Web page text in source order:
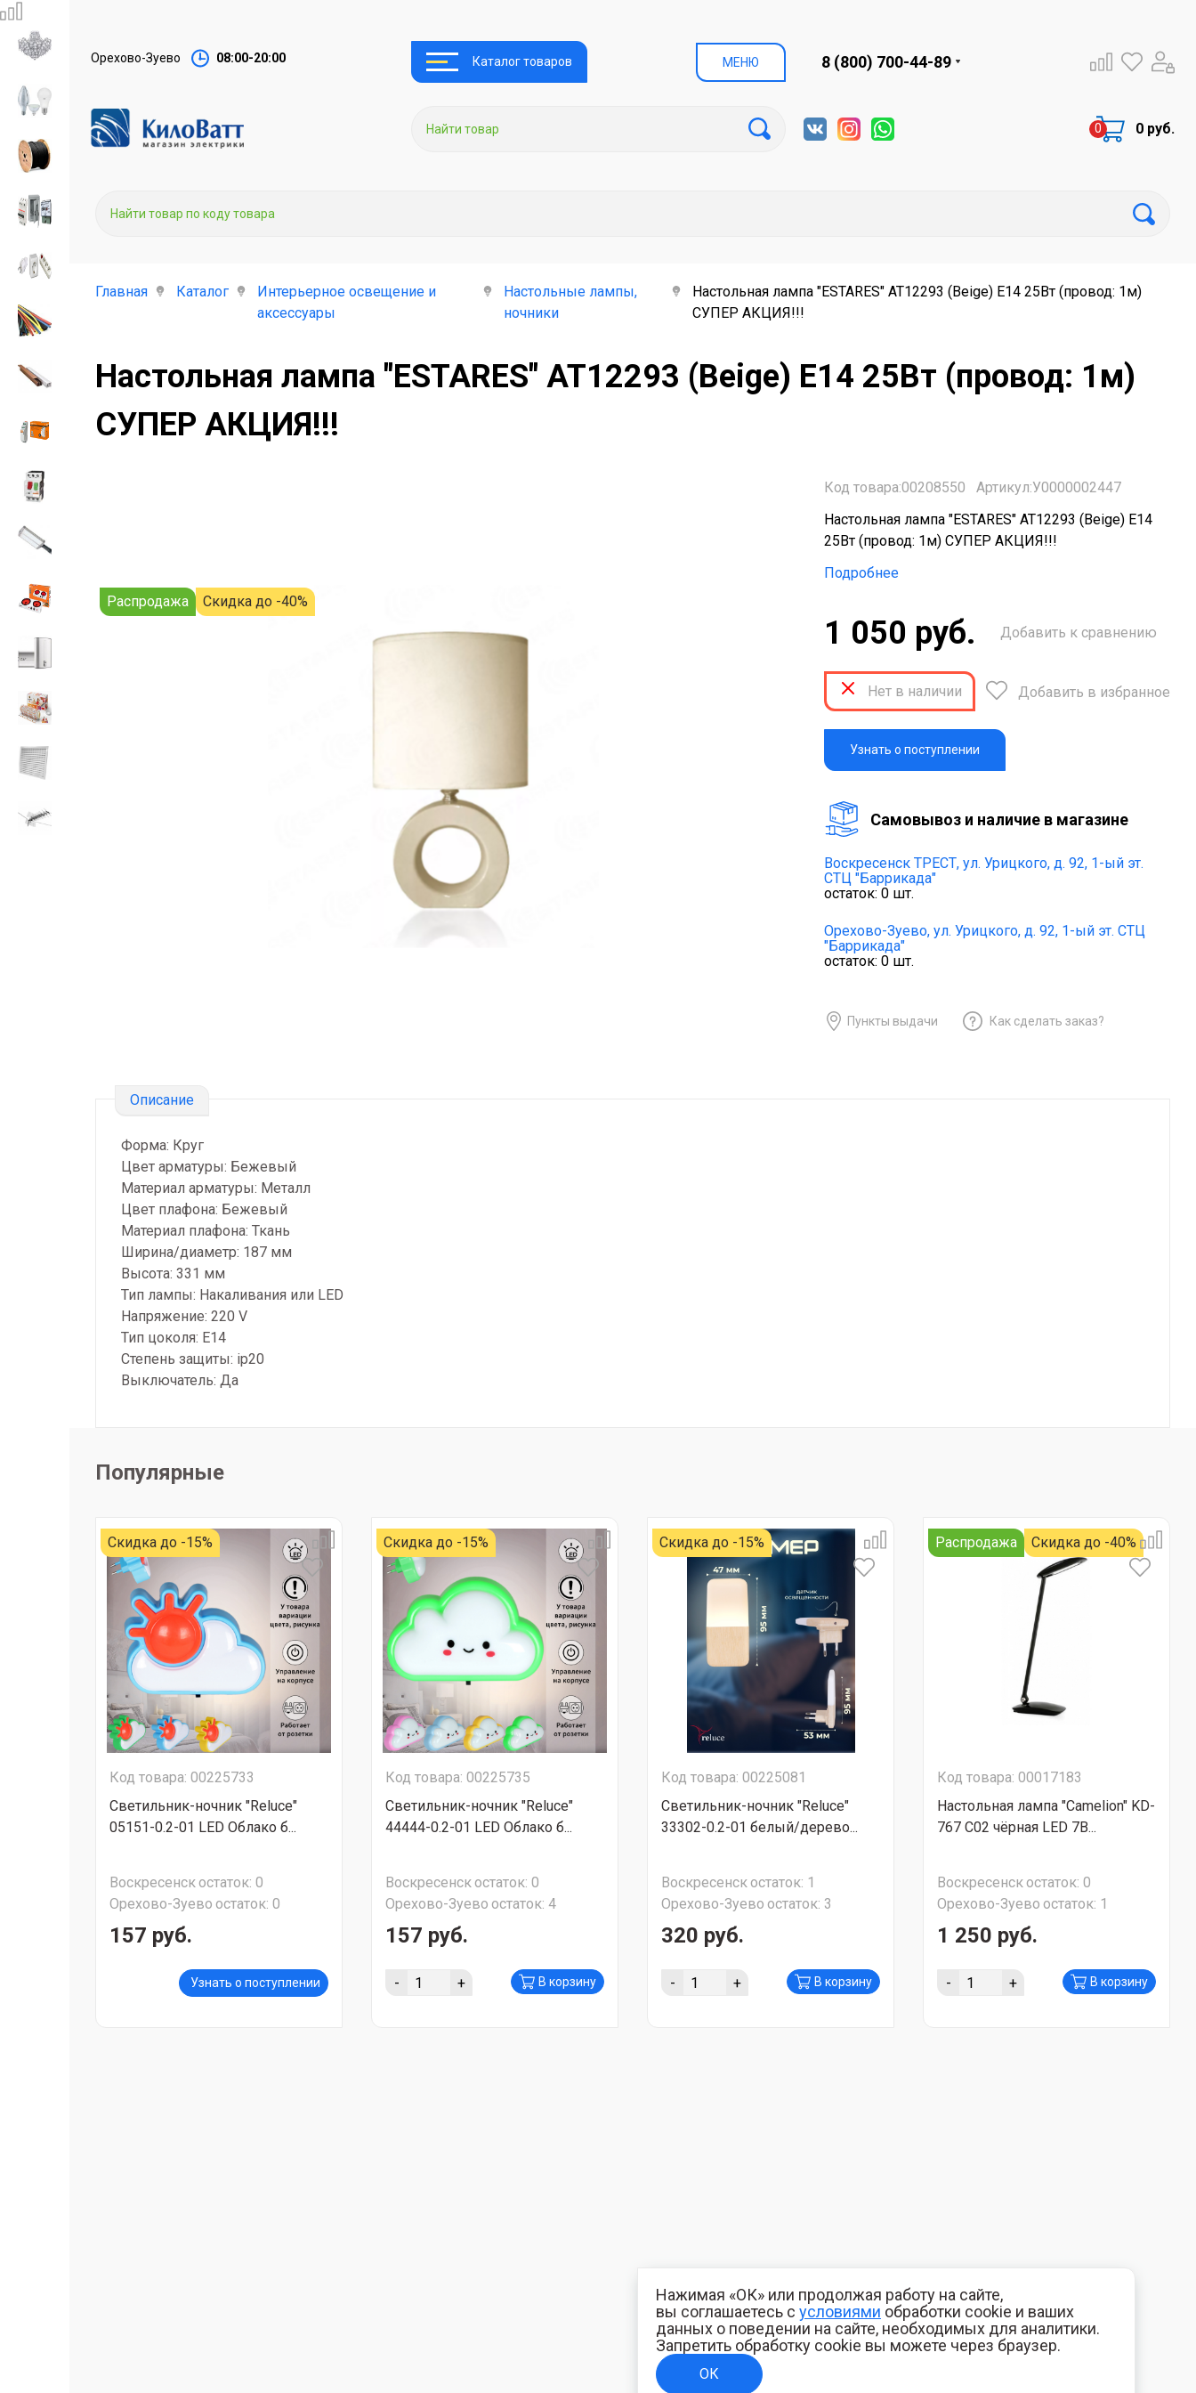
Орехово-Зуево 08:00-20:00 Каталог товаров МЕНЮ 8 (800) 700-44-89
0 руб.
Главная Каталог
Интерьерное освещение и
аксессуары
Настольные лампы,
ночники
Настольная лампа "ESTARES" AT12293 (Beige) Е14 25Вт (провод: 1м)
СУПЕР АКЦИЯ!!!
Настольная лампа "ESTARES" AT12293 (Beige) Е14 25Вт (провод: 1м)
СУПЕР АКЦИЯ!!!
Распродажа Скидка до -40%
Код товара:00208550
Артикул:У0000002447
Настольная лампа "ESTARES" AT12293 (Beige) Е14
25Вт (провод: 1м) СУПЕР АКЦИЯ!!!
Подробнее
1 050 руб.
Нет в наличии
Добавить к сравнению
Добавить в избранное
Узнать о поступлении
Cамовывоз и наличие в магазине
Воскресенск ТРЕСТ, ул. Урицкого, д. 92, 1-ый эт.
СТЦ "Баррикада"
остаток: 0 шт.
Орехово-Зуево, ул. Урицкого, д. 92, 1-ый эт. СТЦ
"Баррикада"
остаток: 0 шт.
Пункты выдачи Как сделать заказ?
Описание
Форма: Круг
Цвет арматуры: Бежевый
Материал арматуры: Металл
Цвет плафона: Бежевый
Материал плафона: Ткань
Ширина/диаметр: 187 мм
Высота: 331 мм
Тип лампы: Накаливания или LED
Напряжение: 220 V
Тип цоколя: E14
Степень защиты: ip20
Выключатель: Да
Популярные
Скидка до -15%
Код товара: 00225733
Светильник-ночник "Reluce"
05151-0.2-01 LED Облако б...
Воскресенскостаток: 0
Орехово-Зуево остаток: 0
157 руб.
Узнать о поступлении
Скидка до -15%
Код товара: 00225735
Светильник-ночник "Reluce"
44444-0.2-01 LED Облако б...
Воскресенскостаток: 0
Орехово-Зуево остаток: 4
157 руб.
- + В корзину
Скидка до -15%
Код товара: 00225081
Светильник-ночник "Reluce"
33302-0.2-01 белый/дерево...
Воскресенскостаток: 1
Орехово-Зуево остаток: 3
320 руб.
- + В корзину
Распродажа Скидка до -40%
Код товара: 00017183
Настольная лампа "Camelion" KD-
767 C02 чёрная LED 7В...
Воскресенскостаток: 0
Орехово-Зуево остаток: 1
1 250 руб.
- + В корзину
Нажимая «ОК» или продолжая работу на сайте,
вы соглашаетесь с условиями обработки cookie и ваших
данных о поведении на сайте, необходимых для аналитики.
Запретить обработку cookie вы можете через браузер.
ОК